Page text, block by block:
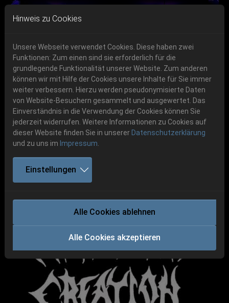
Skip to main navigation
Skip to main content
Skip to page footer
06.-08. August 2026
Schlotheim, Flugplatz Obermehler
Get your tickets!
Ticketshop www.cudgel.de
Previous Next
MALEVOLENT CREATION
Hinweis zu Cookies
Unsere Webseite verwendet Cookies. Diese haben zwei
Funktionen: Zum einen sind sie erforderlich für die
grundlegende Funktionalität unserer Website. Zum anderen
können wir mit Hilfe der Cookies unsere Inhalte für Sie immer
weiter verbessern. Hierzu werden pseudonymisierte Daten
von Website-Besuchern gesammelt und ausgewertet. Das
Einverständnis in die Verwendung der Cookies können Sie
jederzeit widerrufen. Weitere Informationen zu Cookies auf
dieser Website finden Sie in unserer Datenschutzerklärung
und zu uns im Impressum
Einstellungen
Alle Cookies ablehnen
Alle Cookies akzeptieren